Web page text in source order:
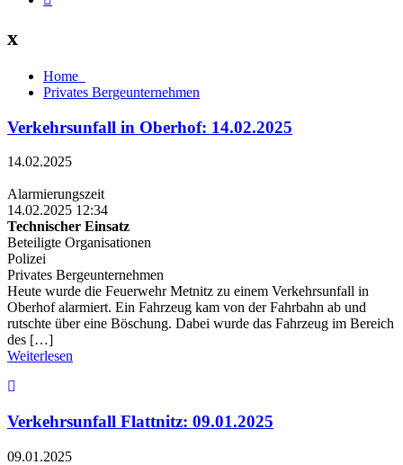
x
Home
Privates Bergeunternehmen
Verkehrsunfall in Oberhof: 14.02.2025
14.02.2025
Alarmierungszeit
14.02.2025 12:34
Technischer Einsatz
Beteiligte Organisationen
Polizei
Privates Bergeunternehmen
Heute wurde die Feuerwehr Metnitz zu einem Verkehrsunfall in
Oberhof alarmiert. Ein Fahrzeug kam von der Fahrbahn ab und
rutschte über eine Böschung. Dabei wurde das Fahrzeug im Bereich
des […]
Weiterlesen
Verkehrsunfall Flattnitz: 09.01.2025
09.01.2025